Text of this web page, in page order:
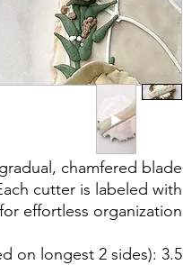
chamfered blade
cutter is labeled with
effortless organization.
on longest 2 sides): 3.5"